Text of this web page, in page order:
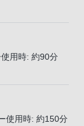
用時: 約90分
使用時: 約150分